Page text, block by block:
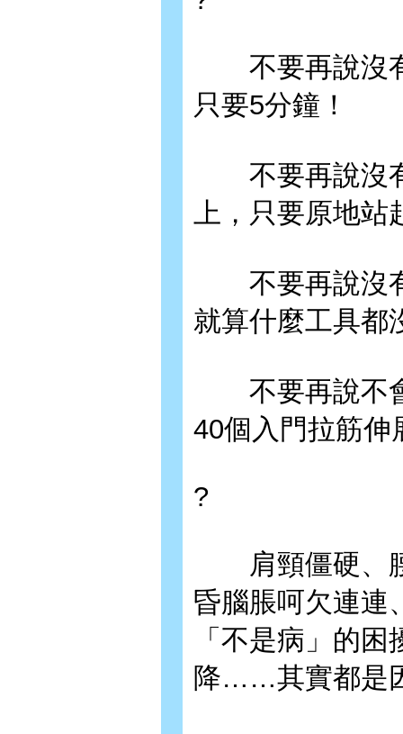
不要再說沒
只要5分鐘！
不要再說沒
上，只要原地站
不要再說沒
就算什麼工具都
不要再說不
40個入門拉筋伸
?
肩頸僵硬、腰
昏腦脹呵欠連連
「不是病」的
降……其實都是